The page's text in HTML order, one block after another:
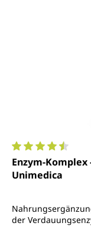
Enzym-Komplex
Unimedica
der